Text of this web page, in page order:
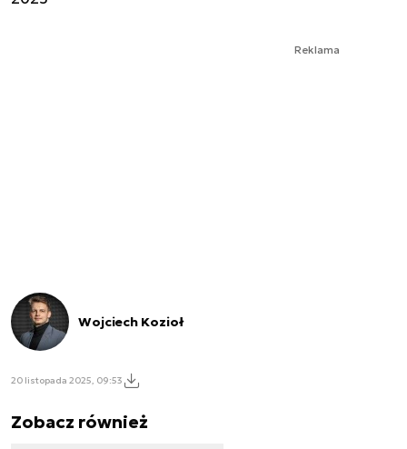
Reklama
Wojciech Kozioł
20 listopada 2025, 09:53
Zobacz również